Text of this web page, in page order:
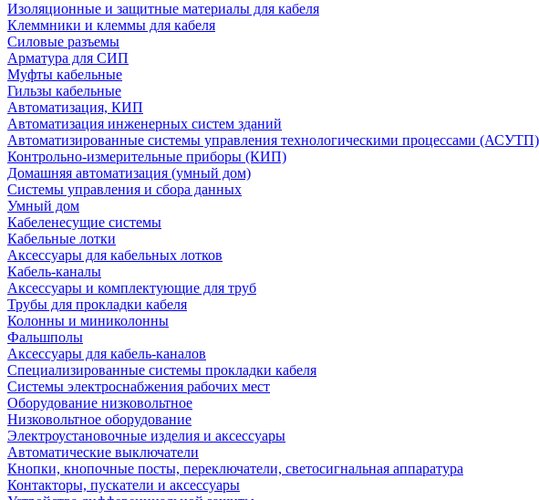
Изоляционные и защитные материалы для кабеля
Клеммники и клеммы для кабеля
Силовые разъемы
Арматура для СИП
Муфты кабельные
Гильзы кабельные
Автоматизация, КИП
Автоматизация инженерных систем зданий
Автоматизированные системы управления технологическими процессами (АСУТП)
Контрольно-измерительные приборы (КИП)
Домашняя автоматизация (умный дом)
Системы управления и сбора данных
Умный дом
Кабеленесущие системы
Кабельные лотки
Аксессуары для кабельных лотков
Кабель-каналы
Аксессуары и комплектующие для труб
Трубы для прокладки кабеля
Колонны и миниколонны
Фальшполы
Аксессуары для кабель-каналов
Специализированные системы прокладки кабеля
Системы электроснабжения рабочих мест
Оборудование низковольтное
Низковольтное оборудование
Электроустановочные изделия и аксессуары
Автоматические выключатели
Кнопки, кнопочные посты, переключатели, светосигнальная аппаратура
Контакторы, пускатели и аксессуары